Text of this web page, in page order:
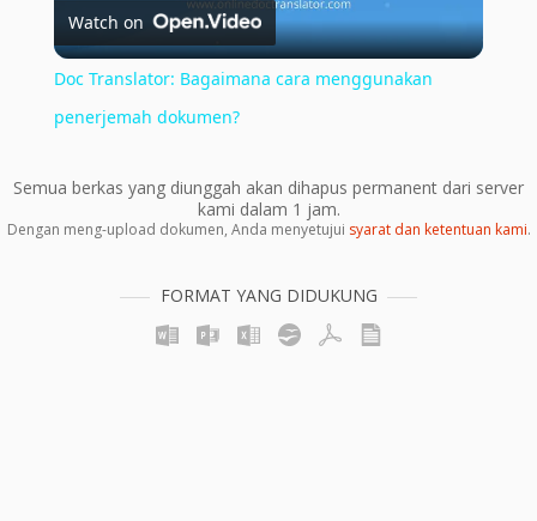
Video
Watch on
Doc Translator: Bagaimana cara menggunakan
penerjemah dokumen?
Semua berkas yang diunggah akan dihapus permanent dari server
kami dalam 1 jam.
Dengan meng-upload dokumen, Anda menyetujui syarat dan ketentuan kami.
FORMAT YANG DIDUKUNG